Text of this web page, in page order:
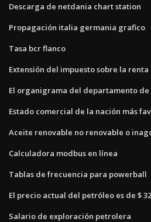
Descarga de netdania chart station
Propagación italia germania grafico
Tasa bcr flanco
Extensión del impuesto sobre la renta
El organigrama del departamento
Estado comercial de la nación más
Aceite renovable no renovable o
Calculadora modbus en línea
Tablas de frecuencia para powerball
El precio actual del petróleo es de $
Salario de exploración petrolera